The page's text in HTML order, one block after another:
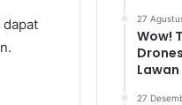
27
Wow!
Lawan
27